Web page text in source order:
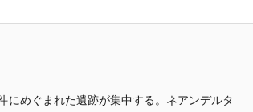
にめぐまれた遺跡が集中する。ネアンデルタ